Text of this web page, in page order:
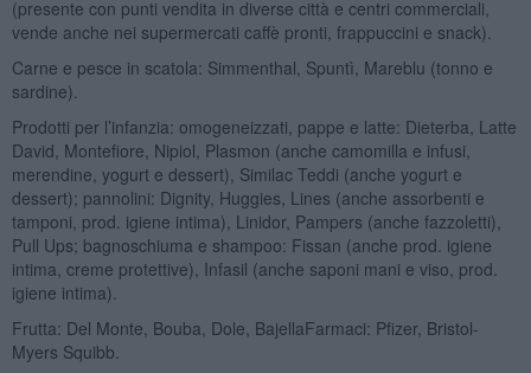
(presente con punti vendita in diverse città e centri commerciali,
vende anche nei supermercati caffè pronti, frappuccini e snack).
Carne e pesce in scatola: Simmenthal, Spuntì, Mareblu (tonno e
sardine).
Prodotti per l’infanzia: omogeneizzati, pappe e latte: Dieterba, Latte
David, Montefiore, Nipiol, Plasmon (anche camomilla e infusi,
merendine, yogurt e dessert), Similac Teddi (anche yogurt e
dessert); pannolini: Dignity, Huggies, Lines (anche assorbenti e
tamponi, prod. igiene intima), Linidor, Pampers (anche fazzoletti),
Pull Ups; bagnoschiuma e shampoo: Fissan (anche prod. igiene
intima, creme protettive), Infasil (anche saponi mani e viso, prod.
igiene intima).
Frutta: Del Monte, Bouba, Dole, BajellaFarmaci: Pfizer, Bristol-
Myers Squibb.